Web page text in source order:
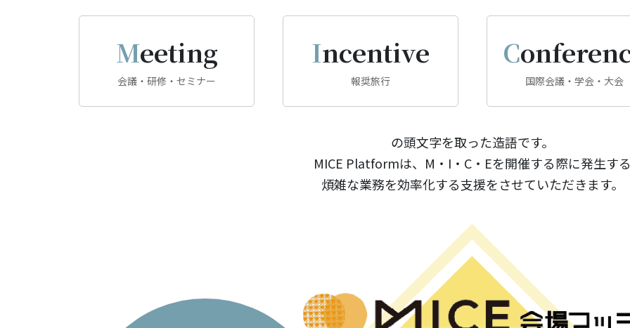
Meeting
会議・研修・セミナー
Incentive
報奨旅行 国際会議・学会・大会
の頭文字を取った造語です。
MICE Platformは、M・I・C・Eを開催する際に発生す
煩雑な業務を効率化する支援をさせていただきます。